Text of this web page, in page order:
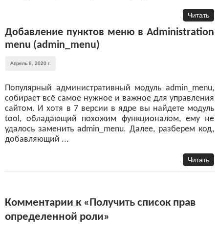
Читать
Добавление пунктов меню в Administration
menu (admin_menu)
Апрель 8, 2020 г.
Популярный административный модуль admin_menu,
собирает всё самое нужное и важное для управления
сайтом. И хотя в 7 версии в ядре вы найдете модуль
tool, обладающий похожим функционалом, ему не
удалось заменить admin_menu. Далее, разберем код,
добавляющий ...
Читать
Комментарии к «Получить список прав
определенной роли»